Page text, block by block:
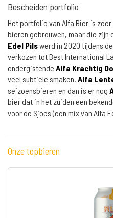
Bescheiden portfolio
Het portfolio van Alfa Bier is
bieren gebrouwen, maar die zijn
Edel Pilswerd in 2020 tijdens
verkozen tot Best International
ondergistende Alfa Krachtig
veel subtiele smaken. Alfa
seizoensbieren en dan is er nog
bier dat in het zuiden een
voor de Sjoes (een mix van Alfa
Onze topbieren